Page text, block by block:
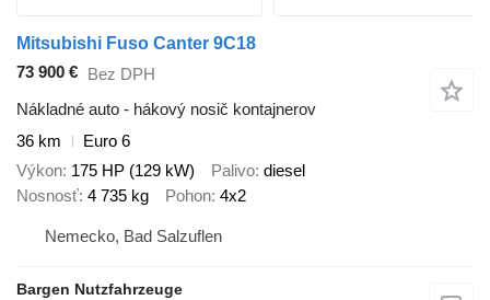
Mitsubishi Fuso Canter 9C18
73 900 € Bez DPH
Nákladné auto - hákový nosič kontajnerov
36 km
Euro 6
Výkon 175 HP (129 kW) Palivo diesel
Nosnosť 4 735 kg Pohon 4x2
Nemecko, Bad Salzuflen
Bargen Nutzfahrzeuge